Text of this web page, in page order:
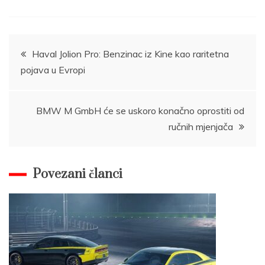
Post
navigation
Haval Jolion Pro: Benzinac iz Kine kao raritetna
pojava u Evropi
BMW M GmbH će se uskoro konačno oprostiti od
ručnih mjenjača
Povezani članci